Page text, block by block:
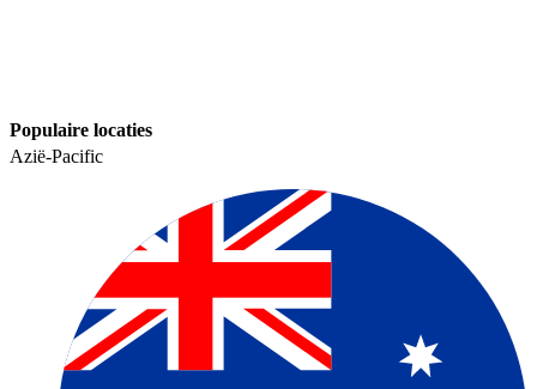
Populaire locaties​​
Azië-Pacific​​